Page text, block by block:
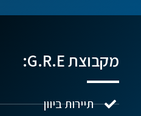
מקבוצת G.R.E:
תיירות ביוון